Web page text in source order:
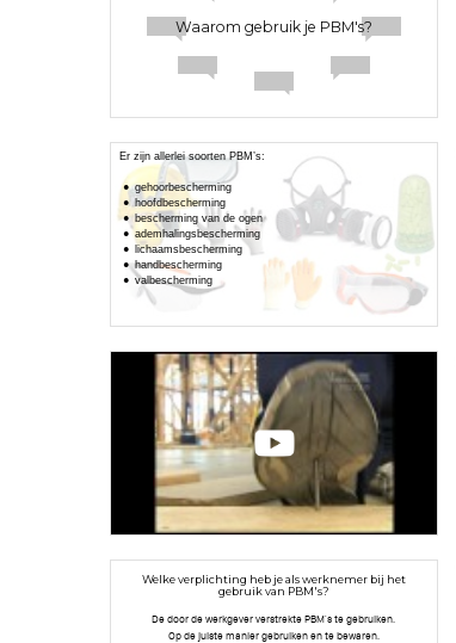
Waarom gebruik je PBM's?
Er zijn allerlei soorten PBM’s:
gehoorbescherming
hoofdbescherming
bescherming van de ogen
ademhalingsbescherming
lichaamsbescherming
handbescherming
valbescherming
Welke verplichting heb je als werknemer bij het
gebruik van PBM's?
De door de werkgever verstrekte PBM's te gebruiken.
Op de juiste manier gebruiken en te bewaren.